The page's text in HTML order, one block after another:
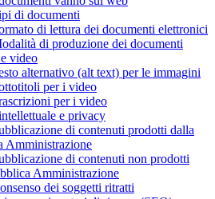
di documenti
di lettura dei documenti elettronici
di produzione dei documenti
video
alternativo (alt text) per le immagini
per i video
per i video
e privacy
di contenuti prodotti dalla
Amministrazione
di contenuti non prodotti
Amministrazione
dei soggetti ritratti